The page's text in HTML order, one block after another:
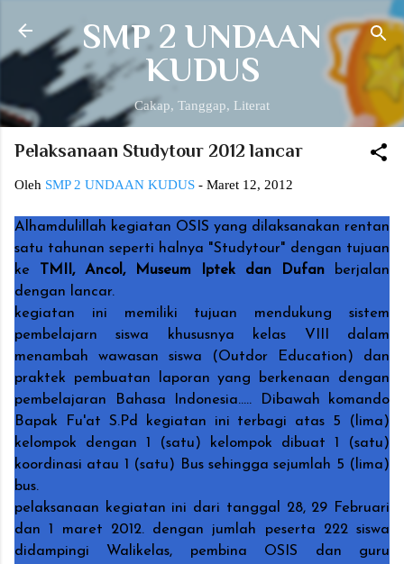
Langsung ke konten utama
SMP 2 UNDAAN
KUDUS
Cakap, Tanggap, Literat
Pelaksanaan Studytour 2012 lancar
Oleh SMP 2 UNDAAN KUDUS - Maret 12, 2012
Alhamdulillah kegiatan OSIS yang dilaksanakan rentan
satu tahunan seperti halnya "Studytour" dengan tujuan
ke TMII, Ancol, Museum Iptek dan Dufan berjalan
dengan lancar.
kegiatan ini memiliki tujuan mendukung sistem
pembelajarn siswa khususnya kelas VIII dalam
menambah wawasan siswa (Outdor Education) dan
praktek pembuatan laporan yang berkenaan dengan
pembelajaran Bahasa Indonesia.....
Dibawah komando
Bapak Fu'at S.Pd kegiatan ini terbagi atas 5 (lima)
kelompok dengan 1 (satu) kelompok dibuat 1 (satu)
koordinasi atau 1 (satu) Bus sehingga sejumlah 5 (lima)
bus.
pelaksanaan kegiatan ini dari tanggal 28, 29 Februari
dan 1 maret 2012. dengan jumlah peserta 222 siswa
didampingi Walikelas, pembina OSIS dan guru